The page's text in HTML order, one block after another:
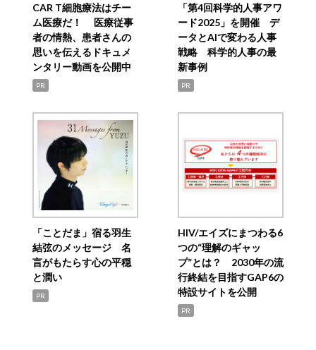
CAR T細胞療法はチー
ム医療だ！ 医療従事
者の情熱、患者さんの
思いを伝えるドキュメ
ンタリー動画を公開中
PR
「第4回科学的人事アワ
ード2025」を開催 デ
ータとAIで変わる人事
戦略 科学的人事の最
新事例
PR
「ことだま」宿る羽生
結弦のメッセージ 名
言がもたらす心の平穏
と潤い
PR
HIV/エイズにまつわる6
つの“理解のギャッ
プ”とは？ 2030年の流
行終結を目指すGAP6の
特設サイトを公開
PR